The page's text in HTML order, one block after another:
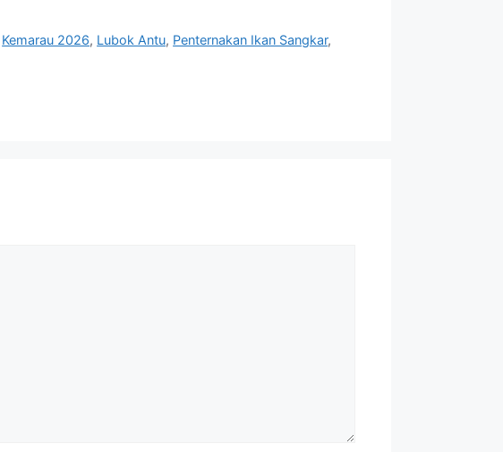
Kemarau 2026, Lubok Antu, Penternakan Ikan Sangkar,